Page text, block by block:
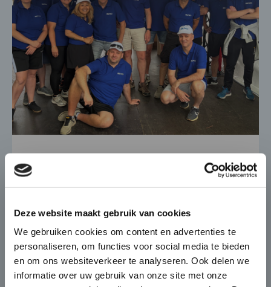
Deze website maakt gebruik van cookies
We gebruiken cookies om content en advertenties te
personaliseren, om functies voor social media te bieden
en om ons websiteverkeer te analyseren. Ook delen we
informatie over uw gebruik van onze site met onze
Drakenboot Festival 2026
In 2020 vieren we ons 40-jarige bestaan. De
Mobility
De automobiel markt verandert
snel en BUVO Castings speelt hier
naadloos op in met haar
×